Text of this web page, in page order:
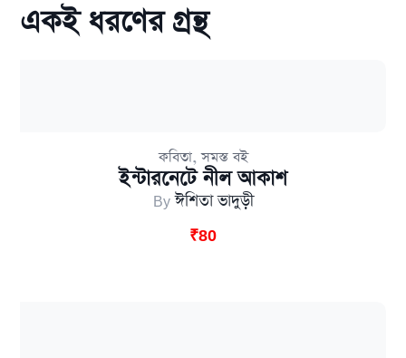
একই ধরণের গ্রন্থ
কবিতা,সমস্ত বই
ইন্টারনেটে নীল আকাশ
Byঈশিতা ভাদুড়ী
₹80